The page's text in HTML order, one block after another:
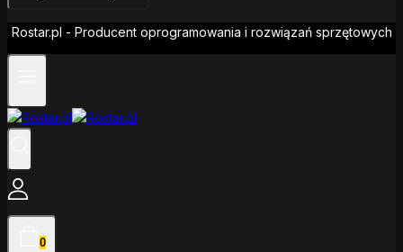
Rostar.pl - Producent oprogramowania i rozwiązań sprzętowych
0